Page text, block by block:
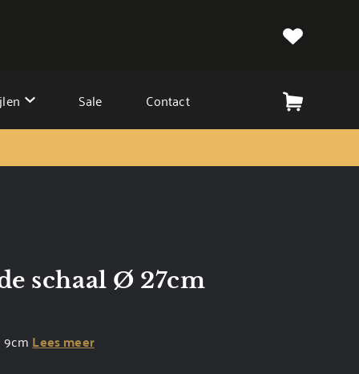
Sale Contact
schaal Ø 27cm
Lees meer